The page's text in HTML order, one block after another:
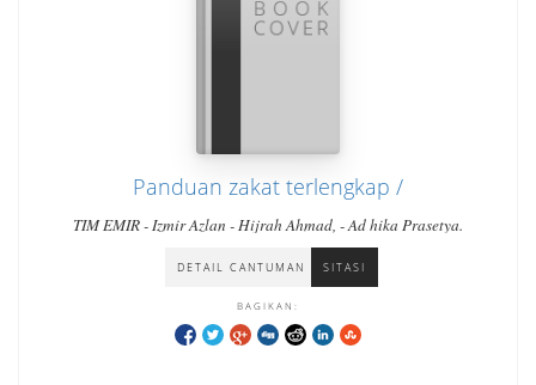
Panduan zakat terlengkap /
TIM EMIR - Izmir Azlan - Hijrah Ahmad, - Ad hika Prasetya.
DETAIL CANTUMAN SITASI
BAGIKAN: